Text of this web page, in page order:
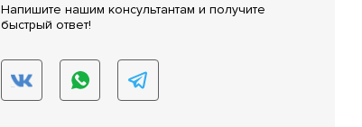
Напишите нашим консультантам и получите
быстрый ответ!